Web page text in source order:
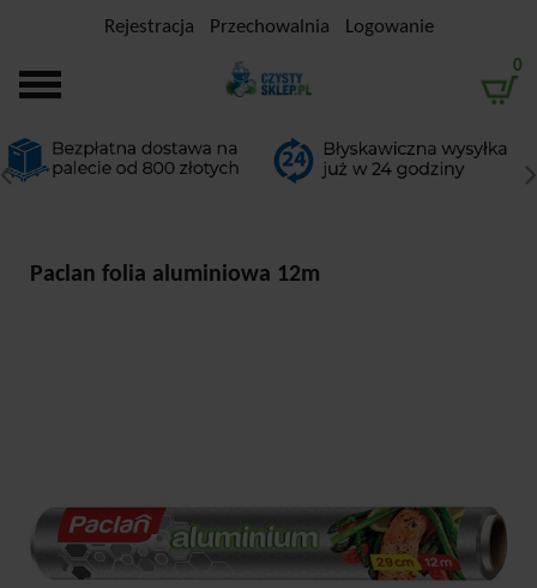
Rejestracja Przechowalnia Logowanie
0
Paclan folia aluminiowa 12m